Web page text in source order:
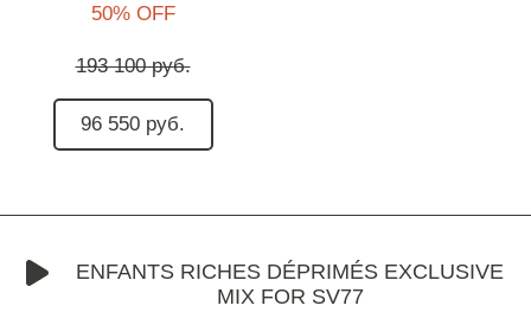
50% OFF
193 100 руб.
96 550 руб.
ENFANTS RICHES DÉPRIMÉS EXCLUSIVE
MIX FOR SV77